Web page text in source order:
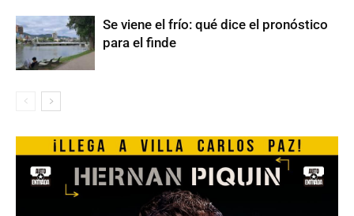
Se viene el frío: qué dice el pronóstico
para el finde